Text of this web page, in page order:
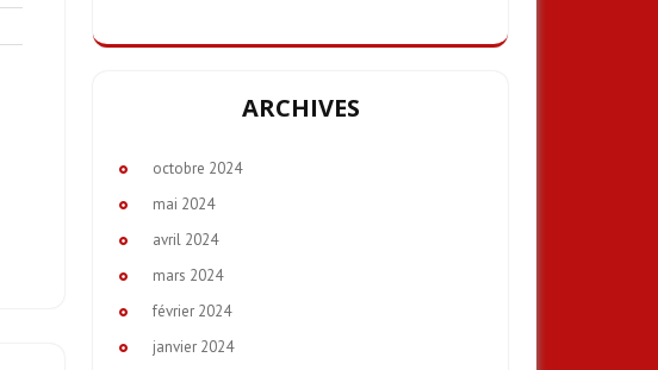
ARCHIVES
octobre 2024
mai 2024
avril 2024
mars 2024
février 2024
janvier 2024